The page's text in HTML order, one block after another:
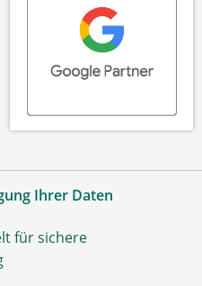
Ihrer Daten
für sichere